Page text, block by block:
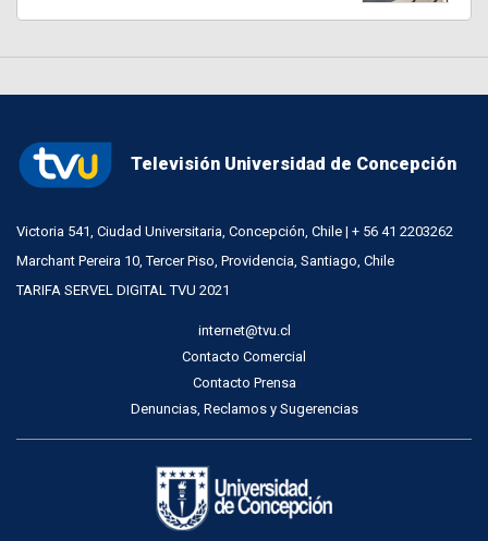
Televisión Universidad de Concepción
Victoria 541, Ciudad Universitaria, Concepción, Chile | + 56 41 2203262
Marchant Pereira 10, Tercer Piso, Providencia, Santiago, Chile
TARIFA SERVEL DIGITAL TVU 2021
internet@tvu.cl
Contacto Comercial
Contacto Prensa
Denuncias, Reclamos y Sugerencias